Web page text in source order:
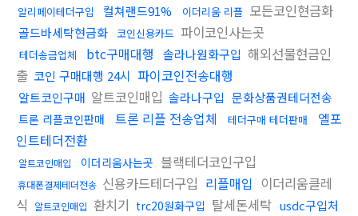
알리페이테더구입 컬쳐랜드91% 이더리움 리플 모든코인현금화
골드바세탁현금화 코인신용카드 파이코인사는곳
테더송금업체 btc구매대행 솔라나원화구입 해외선물현금인
출 코인 구매대행 24시 파이코인전송대행
알트코인구매 알트코인매입 솔라나구입 문화상품권테더전송
트론 리플코인판매 트론 리플 전송업체 테더구매 테더판매
엘포
인트테더전환
알트코인매입 이더리움사는곳 블랙테더코인구입
휴대폰결제테더전송 신용카드테더구입 리플매입 이더리움클레
식
알트코인매입 환치기 trc20원화구입 탈세돈세탁 usdc구입처